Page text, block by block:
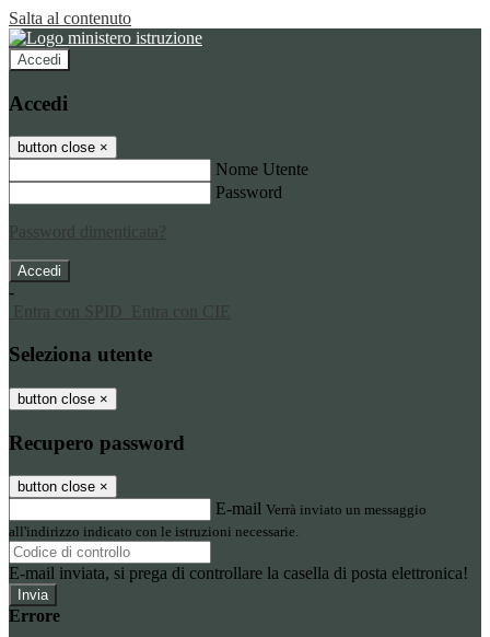
Salta al contenuto
Accedi
Accedi
button close ×
Nome Utente
Password
Password dimenticata?
-
Entra con SPID
Entra con CIE
Seleziona utente
button close ×
Recupero password
button close ×
E-mail Verrà inviato un messaggio
all'indirizzo indicato con le istruzioni necessarie.
E-mail inviata, si prega di controllare la casella di posta elettronica!
Errore